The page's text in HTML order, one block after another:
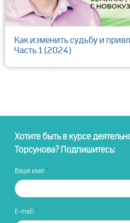
Как изменить судьбу и
Часть 1 (2024)
Хотите быть в курсе
Торсунова? Подпишитесь:
Ваше имя:
E-mail: